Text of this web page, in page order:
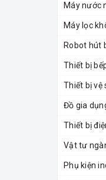
Máy nước
Máy lọc
Robot hút
Thiết bị
Thiết bị vệ
Đồ gia
Thiết bị
Vật tư
Phụ kiện